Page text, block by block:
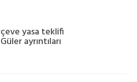
yasa teklifi
ayrıntıları